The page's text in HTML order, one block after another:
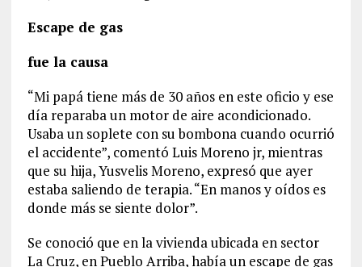
Escape de gas
fue la causa
“Mi papá tiene más de 30 años en este oficio y ese
día reparaba un motor de aire acondicionado.
Usaba un soplete con su bombona cuando ocurrió
el accidente”, comentó Luis Moreno jr, mientras
que su hija, Yusvelis Moreno, expresó que ayer
estaba saliendo de terapia. “En manos y oídos es
donde más se siente dolor”.
Se conoció que en la vivienda ubicada en sector
La Cruz, en Pueblo Arriba, había un escape de gas